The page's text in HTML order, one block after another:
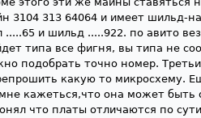
3104 313 64064 и имеет шильд-
.....65 и шильд .....922. по авито
типа все фигня, вы типа не
подобрать точно номер.
какую то микросхему.
кажеться,что она может быть
что платы отличаются по